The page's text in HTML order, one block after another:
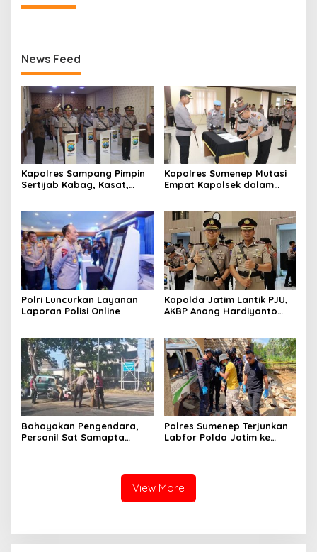
News Feed
Kapolres Sampang Pimpin
Sertijab Kabag, Kasat,
Kapolres Sumenep Mutasi
Empat Kapolsek dalam
Polri Luncurkan Layanan
Laporan Polisi Online
Kapolda Jatim Lantik PJU,
AKBP Anang Hardiyanto
Bahayakan Pengendara,
Personil Sat Samapta
Polres Sumenep Terjunkan
Labfor Polda Jatim ke
View More